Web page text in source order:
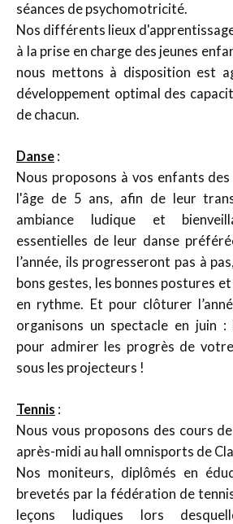
séances de psychomotricité.
Nos différents lieux
à la prise en charge des jeunes
nous mettons à disposition est
développement optimal des
de chacun.
Danse :
Nous proposons à vos enfants
l'âge de 5 ans, afin de leur
ambiance ludique et
essentielles de leur danse
l’année, ils progresseront pas à
bons gestes, les bonnes postures
en rythme. Et pour clôturer
organisons un spectacle en juin :
pour admirer les progrès de
sous les projecteurs !
Tennis :
Nous vous proposons des cours
après-midi au hall omnisports de
Nos moniteurs, diplômés en
brevetés par la fédération de
leçons ludiques lors